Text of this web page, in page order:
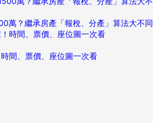
萬？繼承房產「報稅、分產」算法大不同
間、票價、座位圖一次看